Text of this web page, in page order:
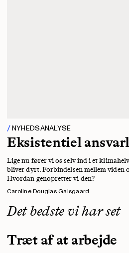
NYHEDSANALYSE
Eksistentiel
Lige nu fører vi os selv ind i et
bliver dyrt. Forbindelsen mellem viden
Hvordan genopretter vi den?
Caroline Douglas Galsgaard
Det bedste vi har set
Træt af at arbejde